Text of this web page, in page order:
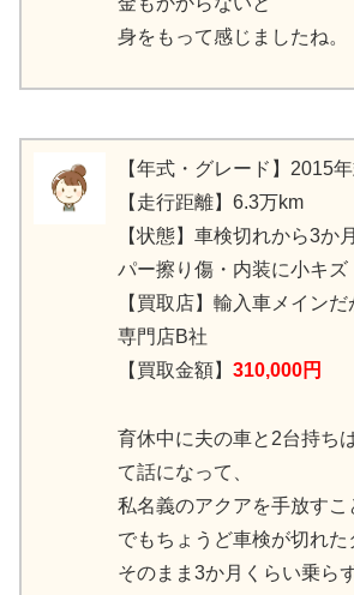
身をもって感じましたね。
【年式・グレード】2015
【走行距離】6.3万km
【状態】車検切れから3か
パー擦り傷・内装に小キズ
【買取店】輸入車メイン
専門店B社
【買取金額】 310,000円
育休中に夫の車と2台持ち
て話になって、
私名義のアクアを手放すこ
でもちょうど車検が切れた
そのまま3か月くらい乗ら